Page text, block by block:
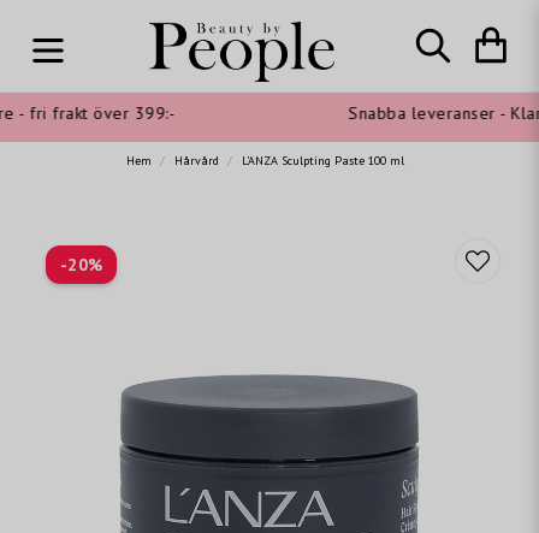
- fri frakt över 399:- Snabba leveranser -
Hem Hårvård L'ANZA Sculpting Paste 100 ml
-20%